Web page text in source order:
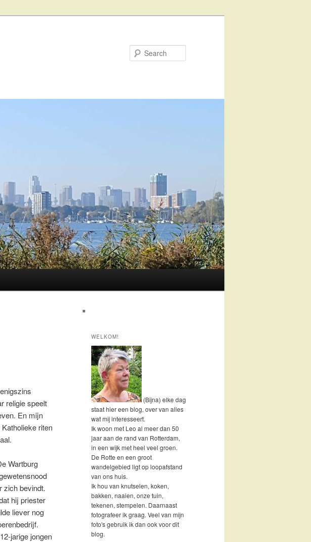
religie speelt
En mijn
riten
Wartburg
zich bevindt.
hij priester
liever nog
jarige jongen
WELKOM!
(Bijna) elke dag
staat hier een blog, over van alles
wat mij interesseert.
Ik woon met Leo al meer dan 50
jaar aan de rand van Rotterdam,
in een wijk met heel veel groen.
De Rotte en een groot
wandelgebied ligt op loopafstand
van ons huis.
Ik hou van knutselen, koken,
bakken, naaien, onze tuin,
tekenen, stempelen. Daarnaast
fotografeer ik graag. Veel van mijn
foto's gebruik ik dan ook voor dit
blog.